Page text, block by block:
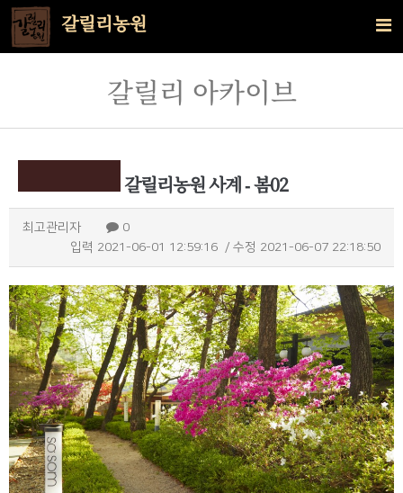
갈릴리농원
갈릴리 아카이브
갈릴리농원 사계 - 봄02
최고관리자
0
입력 2021-06-01 12:59:16 / 수정 2021-06-07 22:18:50